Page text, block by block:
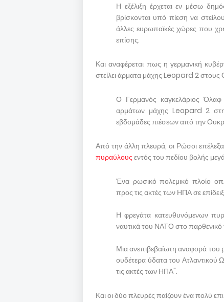
Η εξέλιξη έρχεται εν μέσω
βρίσκονται υπό πίεση να
άλλες ευρωπαϊκές χώρες που
επίσης.
Και αναφέρεται πως η γερμανική
στείλει άρματα μάχης Leopard 2 στους
Ο Γερμανός καγκελάριος Όλαφ
αρμάτων μάχης Leopard 2
εβδομάδες πιέσεων από την
Από την άλλη πλευρά, οι Ρώσοι
πυραύλουςεντός του πεδίου βολής
Ένα ρωσικό πολεμικό πλοίο
προς τις ακτές των ΗΠΑ σε
Η φρεγάτα κατευθυνόμενων
ναυτικά του ΝΑΤΟ στο
Μια ανεπιβεβαίωτη αναφορά του
ουδέτερα ύδατα του
τις ακτές των ΗΠΑ".
Και οι δύο πλευρές παίζουν ένα πολύ